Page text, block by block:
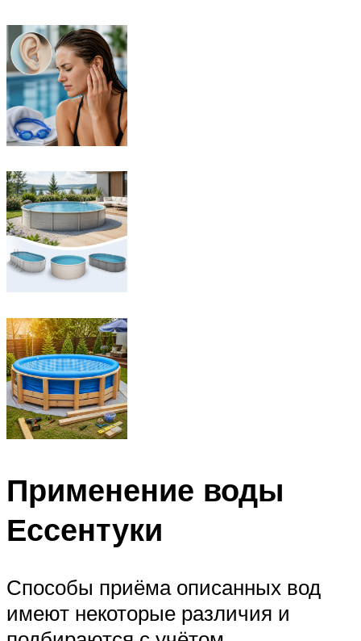
Применение воды
Ессентуки
Способы приёма описанных вод
имеют некоторые различия и